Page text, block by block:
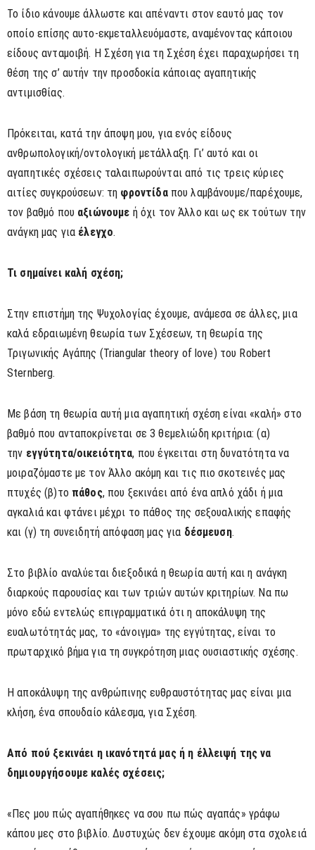
Το ίδιο κάνουμε άλλωστε και απέναντι στον εαυτό μας τον
οποίο επίσης αυτο-εκμεταλλευόμαστε, αναμένοντας κάποιου
είδους ανταμοιβή. Η Σχέση για τη Σχέση έχει παραχωρήσει τη
θέση της σ’ αυτήν την προσδοκία κάποιας αγαπητικής
αντιμισθίας.
Πρόκειται, κατά την άποψη μου, για ενός είδους
ανθρωπολογική/οντολογική μετάλλαξη. Γι’ αυτό και οι
αγαπητικές σχέσεις ταλαιπωρούνται από τις τρεις κύριες
αιτίες συγκρούσεων: τη φροντίδαπου λαμβάνουμε/παρέχουμε,
τον βαθμό που αξιώνουμε ή όχι τον Άλλο και ως εκ τούτων την
ανάγκη μας για έλεγχο.
Τι σημαίνει καλή σχέση;
Στην επιστήμη της Ψυχολογίας έχουμε, ανάμεσα σε άλλες, μια
καλά εδραιωμένη θεωρία των Σχέσεων, τη θεωρία της
Τριγωνικής Αγάπης (Triangular theory of love) του Robert
Sternberg.
Με βάση τη θεωρία αυτή μια αγαπητική σχέση είναι «καλή» στο
βαθμό που ανταποκρίνεται σε 3 θεμελιώδη κριτήρια: (α)
την εγγύτητα/οικειότητα, που έγκειται στη δυνατότητα να
μοιραζόμαστε με τον Άλλο ακόμη και τις πιο σκοτεινές μας
πτυχές (β)το πάθος, που ξεκινάει από ένα απλό χάδι ή μια
αγκαλιά και φτάνει μέχρι το πάθος της σεξουαλικής επαφής
και (γ) τη συνειδητή απόφαση μας για δέσμευση.
Στο βιβλίο αναλύεται διεξοδικά η θεωρία αυτή και η ανάγκη
διαρκούς παρουσίας και των τριών αυτών κριτηρίων. Να πω
μόνο εδώ εντελώς επιγραμματικά ότι η αποκάλυψη της
ευαλωτότητάς μας, το «άνοιγμα» της εγγύτητας, είναι το
πρωταρχικό βήμα για τη συγκρότηση μιας ουσιαστικής σχέσης.
Η αποκάλυψη της ανθρώπινης ευθραυστότητας μας είναι μια
κλήση, ένα σπουδαίο κάλεσμα, για Σχέση.
Από πού ξεκινάει η ικανότητά μας ή η έλλειψή της να
δημιουργήσουμε καλές σχέσεις;
«Πες μου πώς αγαπήθηκες να σου πω πώς αγαπάς» γράφω
κάπου μες στο βιβλίο. Δυστυχώς δεν έχουμε ακόμη στα σχολειά